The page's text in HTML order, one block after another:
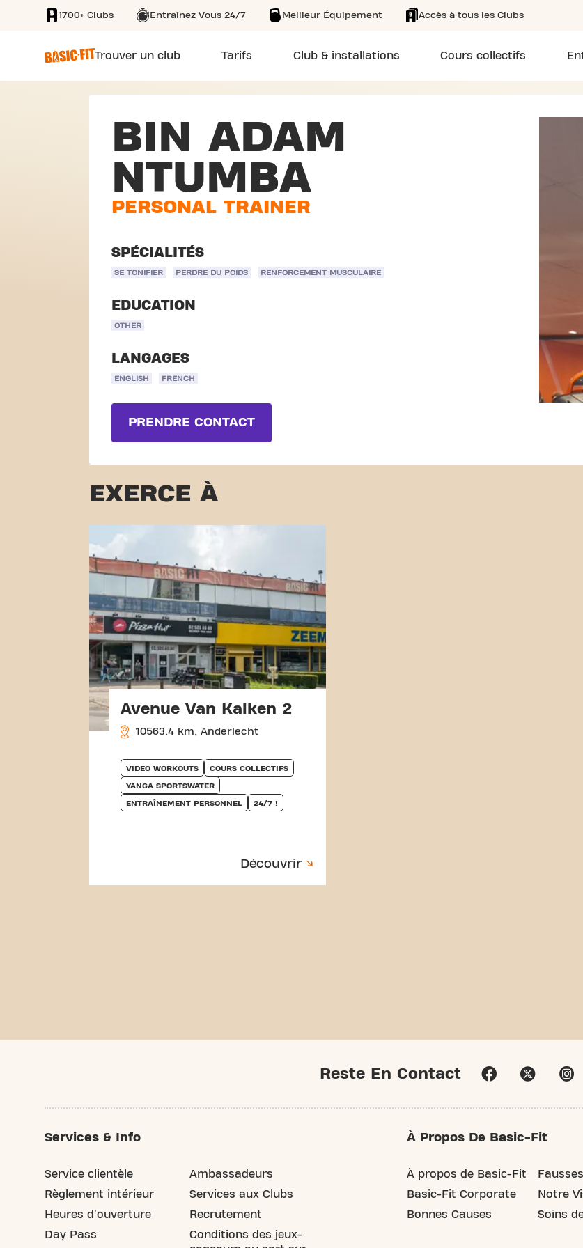
SKIP TO MAIN CONTENT
1700+ Clubs Entraînez Vous 24/7 Meilleur Équipement Accès à tous les Clubs
Trouver un club Tarifs Club & installations Cours collectifs
BIN ADAM
NTUMBA
PERSONAL TRAINER
SPÉCIALITÉS
SE TONIFIER PERDRE DU POIDS RENFORCEMENT MUSCULAIRE
EDUCATION
OTHER
LANGAGES
ENGLISH FRENCH
PRENDRE CONTACT
EXERCE À
Avenue Van Kalken 2
10563.4 km, Anderlecht
VIDEO WORKOUTS COURS COLLECTIFS
YANGA SPORTSWATER
ENTRAÎNEMENT PERSONNEL 24/7 !
Découvrir
Reste En Contact
Services & Info
Service clientèle
Règlement intérieur
Heures d'ouverture
Day Pass
Ambassadeurs
Services aux Clubs
Recrutement
Conditions des jeux-
À Propos De Basic-Fit
À propos de Basic-Fit
Basic-Fit Corporate
Bonnes Causes
Notre
Soins